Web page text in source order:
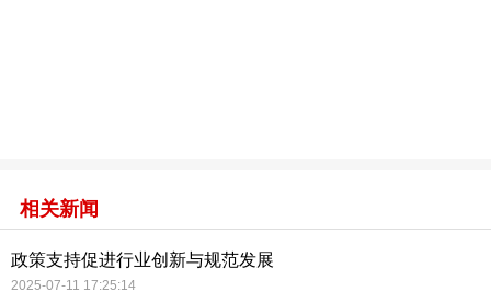
相关新闻
政策支持促进行业创新与规范发展
2025-07-11 17:25:14